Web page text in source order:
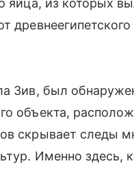
яйца, из которых
Зив, был
объекта,
скрывает следы
Именно здесь,